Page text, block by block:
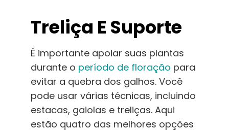
Treliça E Suporte
É importante apoiar suas plantas
durante o período de floração para
evitar a quebra dos galhos. Você
pode usar várias técnicas, incluindo
estacas, gaiolas e treliças. Aqui
estão quatro das melhores opções